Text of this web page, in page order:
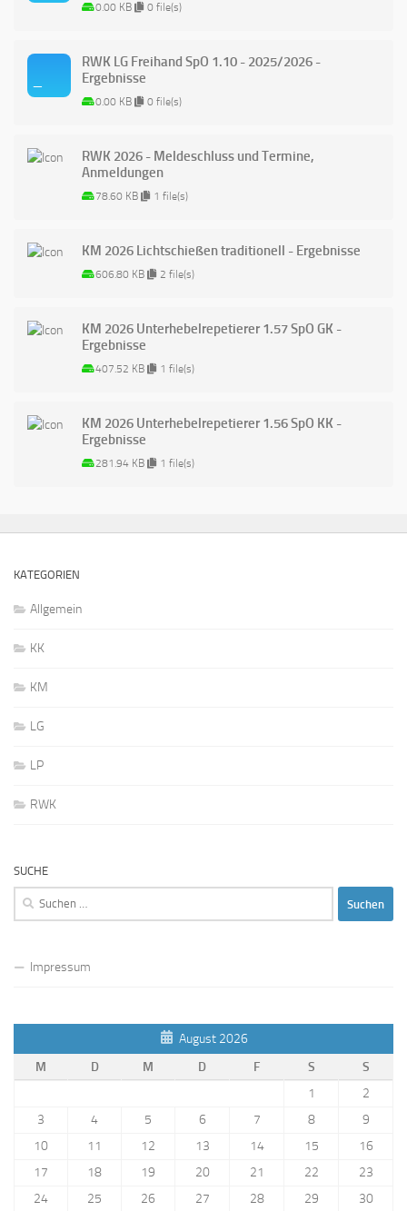
0.00 KB 0 file(s)
RWK LG Freihand SpO 1.10 - 2025/2026 -
Ergebnisse
0.00 KB 0 file(s)
RWK 2026 - Meldeschluss und Termine,
Anmeldungen
78.60 KB 1 file(s)
KM 2026 Lichtschießen traditionell - Ergebnisse
606.80 KB 2 file(s)
KM 2026 Unterhebelrepetierer 1.57 SpO GK -
Ergebnisse
407.52 KB 1 file(s)
KM 2026 Unterhebelrepetierer 1.56 SpO KK -
Ergebnisse
281.94 KB 1 file(s)
KATEGORIEN
Allgemein
KK
KM
LG
LP
RWK
SUCHE
Suchen
Impressum
August 2026
M
D M D F S
S
1
2
3
4 5 6 7 8
9
10
11 12 13 14 15
16
17
18 19 20 21 22
23
24
25 26 27 28 29 30